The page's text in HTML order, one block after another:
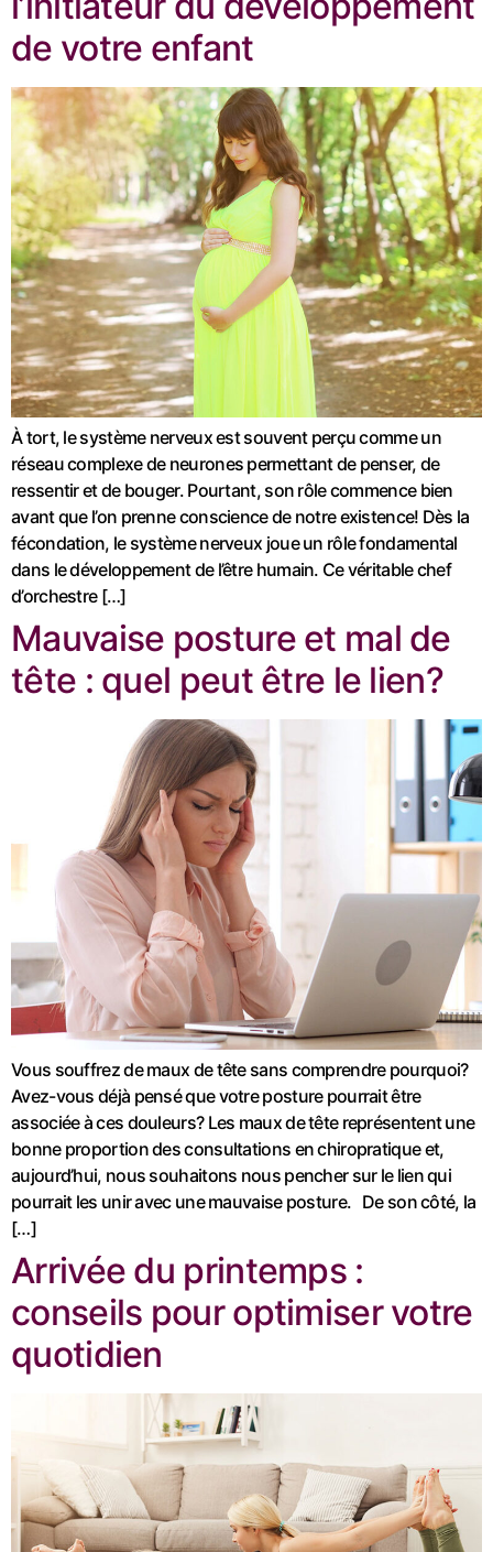
de votre enfant
À tort, le système nerveux est souvent perçu comme un
réseau complexe de neurones permettant de penser, de
ressentir et de bouger. Pourtant, son rôle commence bien
avant que l’on prenne conscience de notre existence! Dès la
fécondation, le système nerveux joue un rôle fondamental
dans le développement de l’être humain. Ce véritable chef
d’orchestre […]
Mauvaise posture et mal de
tête : quel peut être le lien?
Vous souffrez de maux de tête sans comprendre pourquoi?
Avez-vous déjà pensé que votre posture pourrait être
associée à ces douleurs? Les maux de tête représentent une
bonne proportion des consultations en chiropratique et,
aujourd’hui, nous souhaitons nous pencher sur le lien qui
pourrait les unir avec une mauvaise posture. De son côté, la
[…]
Arrivée du printemps :
conseils pour optimiser votre
quotidien